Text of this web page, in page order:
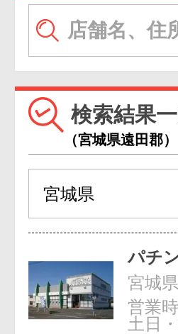
検索結果
（宮城県遠田郡）
パチ
宮城
営業
土日